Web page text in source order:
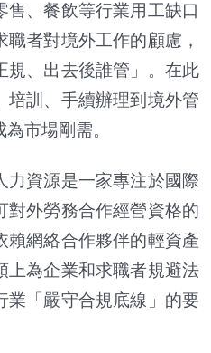
、餐飲等行業用工缺口
者對境外工作的顧慮，
規、出去後誰管」。在此
培訓、手續辦理到境外管
市場剛需。
資源是一家專注於國際
對外勞務合作經營資格的
賴網絡合作夥伴的輕資產
上為企業和求職者規避法
業「嚴守合規底線」的要